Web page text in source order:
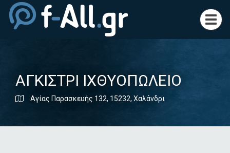
ΑΓΚΙΣΤΡΙ ΙΧΘΥΟΠΩΛΕΙΟ
Αγίας Παρασκευής 132, 15232, Χαλάνδρι